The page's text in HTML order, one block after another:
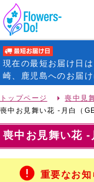
現在の最短お届け日
崎、鹿児島へのお届け
トップページ
喪中見
喪中お見舞い花 -月白（
喪中お見舞い花 -
重要なお